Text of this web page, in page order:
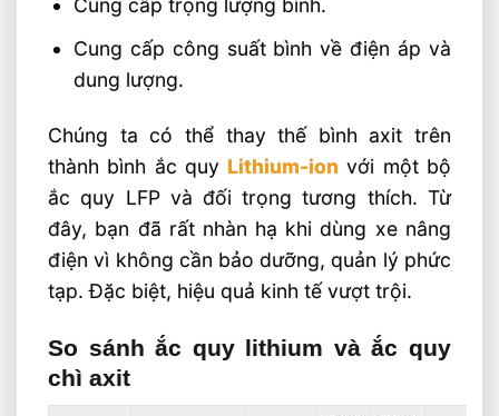
Cung cấp trọng lượng bình.
Cung cấp công suất bình về điện áp và
dung lượng.
Chúng ta có thể thay thế bình axit trên
thành bình ắc quy Lithium-ion với một bộ
ắc quy LFP và đối trọng tương thích. Từ
đây, bạn đã rất nhàn hạ khi dùng xe nâng
điện vì không cần bảo dưỡng, quản lý phức
tạp. Đặc biệt, hiệu quả kinh tế vượt trội.
So sánh ắc quy lithium và ắc quy
chì axit